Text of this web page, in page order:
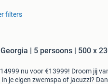
filters
| 5 persoons | 500 x
nu voor €13999! Droom jij
je eigen zwemspa of jacuzzi?